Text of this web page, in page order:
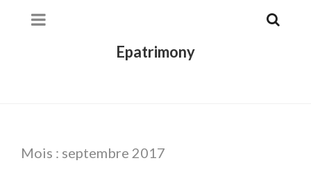
Epatrimony
Mois : septembre 2017